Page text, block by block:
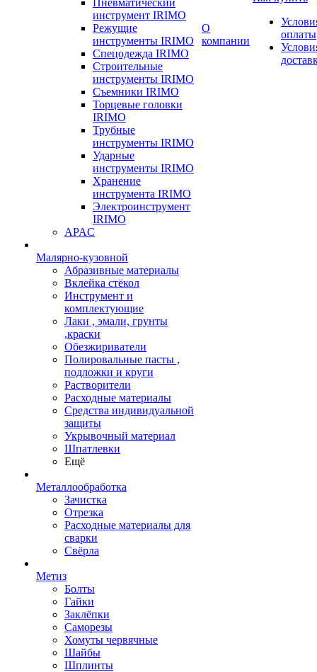
Пневматический
инструмент IRIMO
Режущие
инструменты IRIMO
Спецодежда IRIMO
Строительные
инструменты IRIMO
Съемники IRIMO
Торцевые головки
IRIMO
Трубные
инструменты IRIMO
Ударные
инструменты IRIMO
Хранение
инструмента IRIMO
Электроинструмент
IRIMO
APAC
Малярно-кузовной
Абразивные материалы
Вклейка стёкол
Инструмент и
комплектующие
Лаки , эмали, грунты
,краски
Обезжириватели
Полировальные пасты ,
подложки и круги
Растворители
Расходные материалы
Средства индивидуальной
защиты
Укрывочный материал
Шпатлевки
Ещё
Металлообработка
Зачистка
Отрезка
Расходные материалы для
сварки
Свёрла
Метиз
Болты
Гайки
Заклёпки
Саморезы
Хомуты червячные
Шайбы
Шплинты
О
компании
оплаты